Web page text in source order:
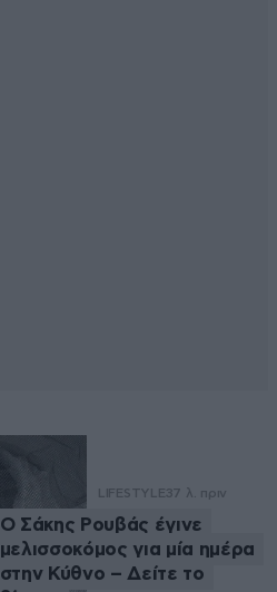
LIFESTYLE37 λ. πριν
Ο Σάκης Ρουβάς έγινε
μελισσοκόμος για μία ημέρα
στην Κύθνο – Δείτε το